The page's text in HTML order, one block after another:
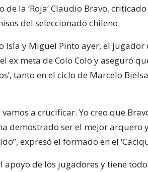
la ‘Roja’ Claudio Bravo,
del seleccionado chileno.
y Miguel Pinto ayer, el jugador
ex meta de Colo Colo y aseguró
tanto en el ciclo de Marcelo
a crucificar. Yo creo que
demostrado ser el mejor arquero
expresó el formado en el
apoyo de los jugadores y tiene